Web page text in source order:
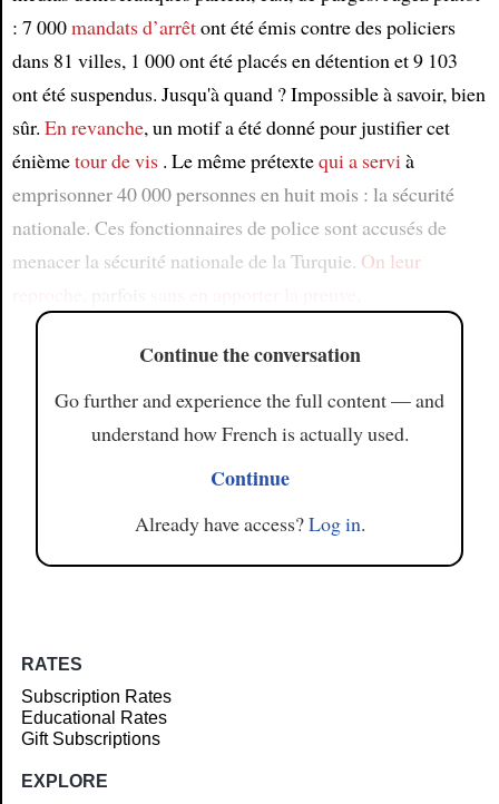
: 7 000mandats d’arrêtont été émis contre des policiers
dans 81 villes, 1 000 ont été placés en détention et 9 103
ont été suspendus. Jusqu'à quand ? Impossible à savoir, bien
sûr. En revanche, un motif a été donné pour justifier cet
énièmetour de vis. Le même prétextequi a servià
emprisonner 40 000 personnes en huit mois : la sécurité
nationale. Ces fonctionnaires de police sont accusés de
menacer la sécurité nationale de la Turquie. On leur
Continue the conversation
Go further and experience the full content — and
understand how French is actually used.
Continue
Already have access?Log in.
RATES
Subscription Rates
Educational Rates
Gift Subscriptions
EXPLORE